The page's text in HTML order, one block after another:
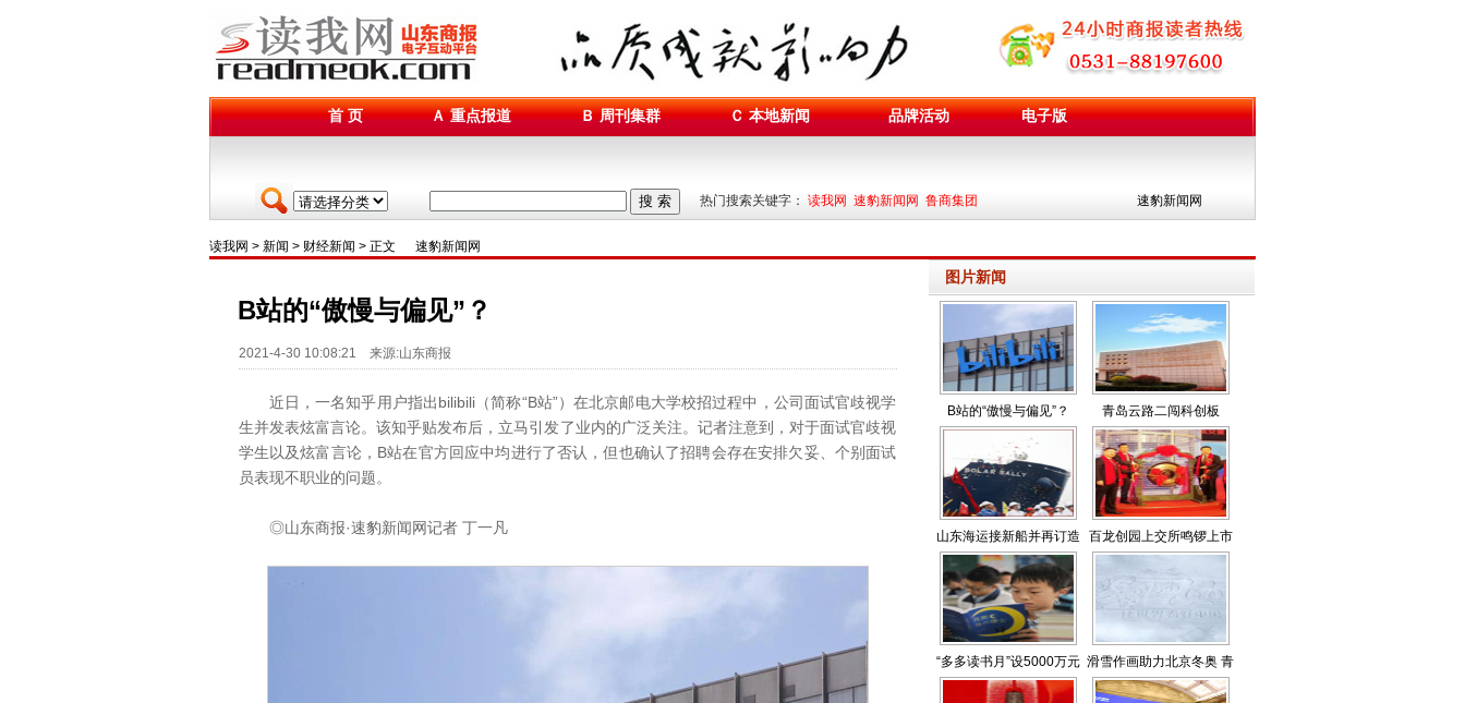
首 页 Ａ 重点报道 Ｂ 周刊集群 Ｃ 本地新闻 品牌活动 电子版
搜 索 热门搜索关键字： 读我网 速豹新闻网 鲁商集团 速豹新闻网
读我网 > 新闻 > 财经新闻 > 正文 速豹新闻网
B站的“傲慢与偏见”？
2021-4-30 10:08:21 来源:山东商报
近日，一名知乎用户指出bilibili（简称“B站”）在北京邮电大学校招过程中，公司面试官歧视学
生并发表炫富言论。该知乎贴发布后，立马引发了业内的广泛关注。记者注意到，对于面试官歧视
学生以及炫富言论，B站在官方回应中均进行了否认，但也确认了招聘会存在安排欠妥、个别面试
员表现不职业的问题。
◎山东商报·速豹新闻网记者 丁一凡
图片新闻
B站的“傲慢与偏见”？ 青岛云路二闯科创板
山东海运接新船并再订造
10艘油轮
百龙创园上交所鸣锣上市
“多多读书月”设5000万元
读书基金
滑雪作画助力北京冬奥 青
啤携冬奥冠军杨扬滑